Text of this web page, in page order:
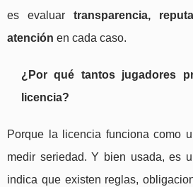
es evaluar transparencia,
atención en cada caso.
¿Por qué tantos jugadores
licencia?
Porque la licencia funciona como
medir seriedad. Y bien usada, es
indica que existen reglas,